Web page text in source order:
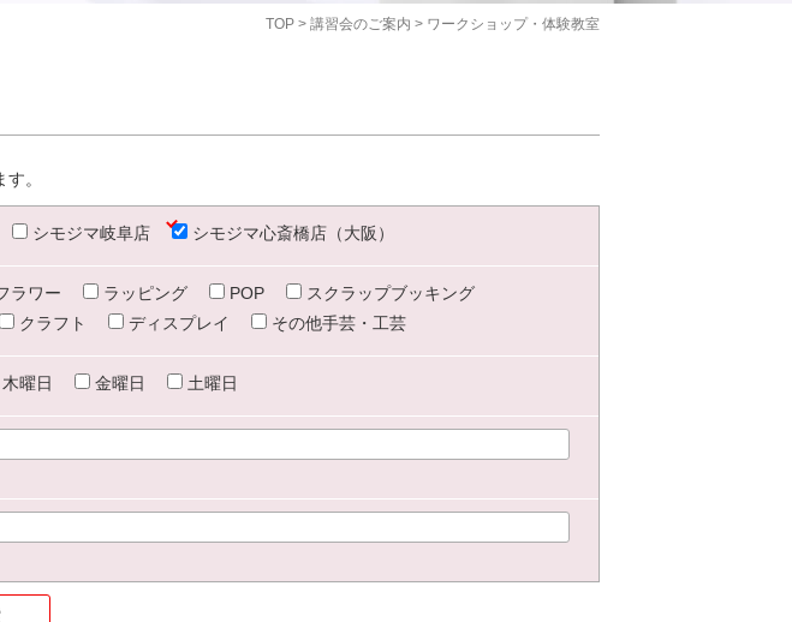
TOP > 講習会のご案内 > ワークショップ・体験教室
。
シモジマ岐阜店 シモジマ心斎橋店（大阪）
ラワー ラッピング POP
スクラップブッキング
クラフト ディスプレイ その他手芸・工芸
木曜日 金曜日 土曜日